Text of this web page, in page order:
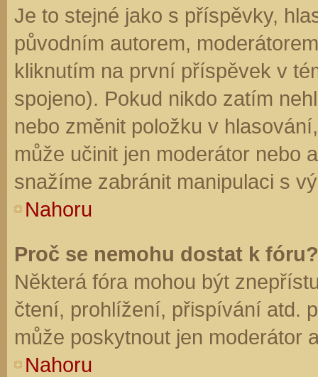
Je to stejné jako s příspěvky,
původním autorem,
kliknutím na první příspěvek v
spojeno). Pokud nikdo zatím
nebo změnit položku v
může učinit jen moderátor nebo
snažíme zabránit manipulaci s
Nahoru
Proč se nemohu dostat k fóru?
Některá fóra mohou být
čtení, prohlížení, přispívání atd.
může poskytnout jen moderátor
Nahoru